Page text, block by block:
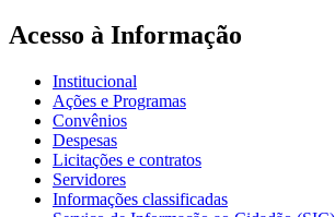
Acesso à Informação
Institucional
Ações e Programas
Convênios
Despesas
Licitações e contratos
Servidores
Informações classificadas